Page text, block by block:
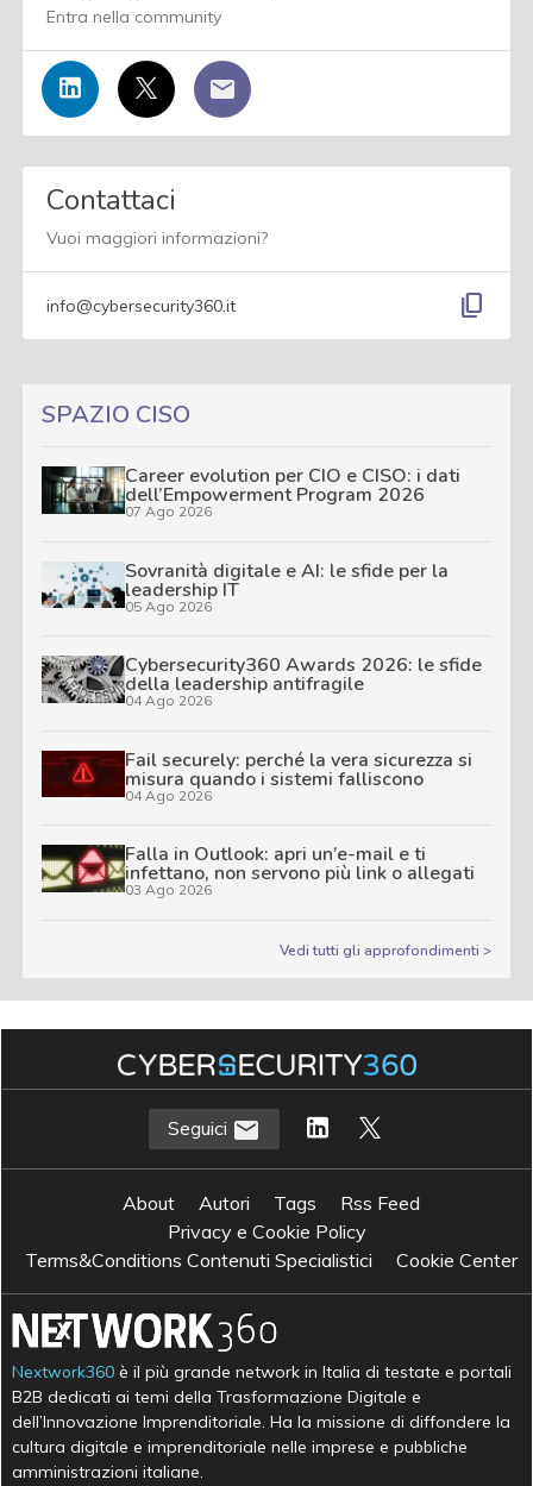
Entra nella community
Contattaci
Vuoi maggiori informazioni?
info@cybersecurity360.it content_copy
SPAZIO CISO
Career evolution per CIO e CISO: i dati
dell’Empowerment Program 2026
07 Ago 2026
Sovranità digitale e AI: le sfide per la
leadership IT
05 Ago 2026
Cybersecurity360 Awards 2026: le sfide
della leadership antifragile
04 Ago 2026
Fail securely: perché la vera sicurezza si
misura quando i sistemi falliscono
04 Ago 2026
Falla in Outlook: apri un’e-mail e ti
infettano, non servono più link o allegati
03 Ago 2026
Vedi tutti gli approfondimenti >
Seguici
About Autori Tags
Rss Feed
Privacy e Cookie Policy
Terms&Conditions Contenuti Specialistici
Cookie Center
Nextwork360 è il più grande network in Italia di testate e portali
B2B dedicati ai temi della Trasformazione Digitale e
dell’Innovazione Imprenditoriale. Ha la missione di diffondere la
cultura digitale e imprenditoriale nelle imprese e pubbliche
amministrazioni italiane.